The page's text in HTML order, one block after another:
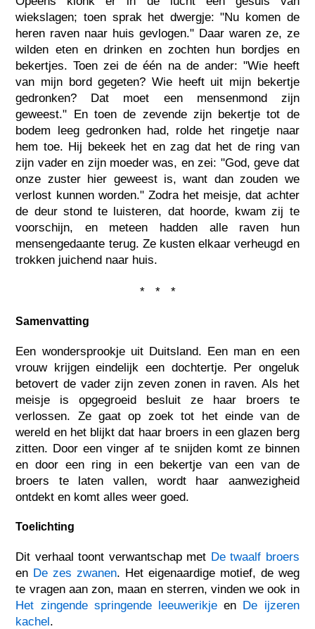
wiekslagen; toen sprak het dwergje: "Nu komen de
heren raven naar huis gevlogen." Daar waren ze, ze
wilden eten en drinken en zochten hun bordjes en
bekertjes. Toen zei de één na de ander: "Wie heeft
van mijn bord gegeten? Wie heeft uit mijn bekertje
gedronken? Dat moet een mensenmond zijn
geweest." En toen de zevende zijn bekertje tot de
bodem leeg gedronken had, rolde het ringetje naar
hem toe. Hij bekeek het en zag dat het de ring van
zijn vader en zijn moeder was, en zei: "God, geve dat
onze zuster hier geweest is, want dan zouden we
verlost kunnen worden." Zodra het meisje, dat achter
de deur stond te luisteren, dat hoorde, kwam zij te
voorschijn, en meteen hadden alle raven hun
mensengedaante terug. Ze kusten elkaar verheugd en
trokken juichend naar huis.
* * *
Samenvatting
Een wondersprookje uit Duitsland. Een man en een
vrouw krijgen eindelijk een dochtertje. Per ongeluk
betovert de vader zijn zeven zonen in raven. Als het
meisje is opgegroeid besluit ze haar broers te
verlossen. Ze gaat op zoek tot het einde van de
wereld en het blijkt dat haar broers in een glazen berg
zitten. Door een vinger af te snijden komt ze binnen
en door een ring in een bekertje van een van de
broers te laten vallen, wordt haar aanwezigheid
ontdekt en komt alles weer goed.
Toelichting
Dit verhaal toont verwantschap met De twaalf broers
en De zes zwanen. Het eigenaardige motief, de weg
te vragen aan zon, maan en sterren, vinden we ook in
Het zingende springende leeuwerikje en De ijzeren
kachel.